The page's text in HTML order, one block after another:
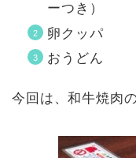
ーつき）
卵クッパ
おうどん
今回は、和牛焼肉